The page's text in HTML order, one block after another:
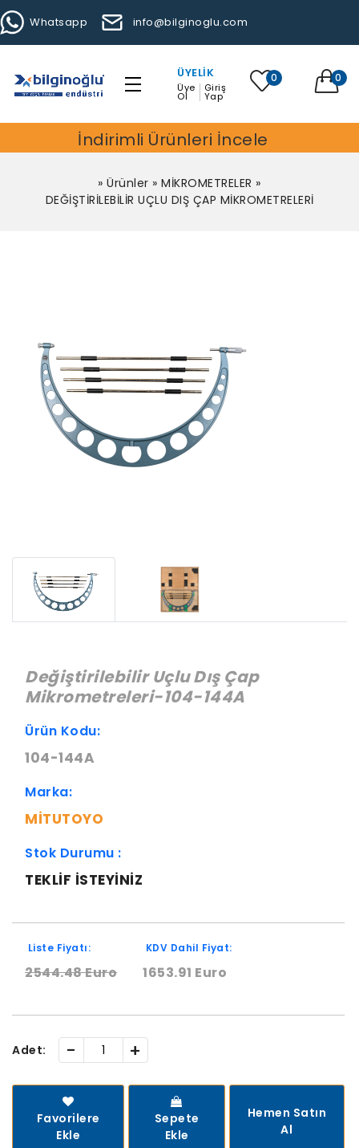
Whatsapp info@bilginoglu.com
ÜYELIK
Üye
Ol
Giriş
Yap
0 0
İndirimli Ürünleri İncele
»Ürünler »MİKROMETRELER »
DEĞİŞTİRİLEBİLİR UÇLU DIŞ ÇAP MİKROMETRELERİ
Değiştirilebilir Uçlu Dış Çap
Mikrometreleri-104-144A
Ürün Kodu:
104-144A
Marka:
MITUTOYO
Stok Durumu :
TEKLIF ISTEYINIZ
Liste Fiyatı:
2544.48 Euro
KDV Dahil Fiyat:
1653.91 Euro
Adet: - +
Favorilere
Ekle
Sepete
Ekle
Hemen Satın
Al